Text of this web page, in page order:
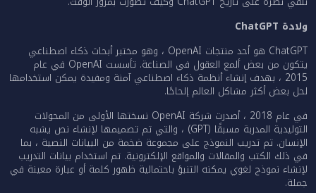
ولادة ChatGPT
ChatGPT هو أحد منتجات OpenAI ، وهو مختبر أبحاث ذكاء اصطناعي
يتكون من بعض ألمع العقول في الصناعة. تأسست OpenAI في عام
2015 ، بهدف إنشاء أنظمة ذكاء اصطناعي آمنة ومفيدة يمكن استخدامها
لحل بعض أكثر مشاكل العالم إلحاحًا.
في عام 2018 ، أصدرت شركة OpenAI نسختها الأولى من المحولات
التوليدية المدربة مسبقًا (GPT) ، والتي تم تصميمها لإنشاء نص يشبه
الإنسان. تم تدريب النموذج على مجموعة ضخمة من البيانات النصية ، بما
في ذلك الكتب والمقالات والمواقع الإلكترونية. تم استخدام بيانات التدريب
لإنشاء نموذج لغوي يمكنه التنبؤ باحتمالية ظهور كلمة أو عبارة معينة في
جملة.